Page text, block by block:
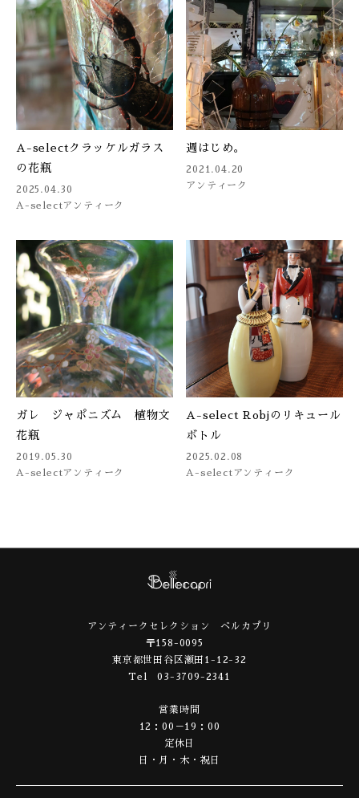
A-selectクラッケルガラス
の花瓶
2025.04.30
A-selectアンティーク
週はじめ。
2021.04.20
アンティーク
ガレ ジャポニズム 植物文
花瓶
2019.05.30
A-selectアンティーク
A-select Robjのリキュール
ボトル
2025.02.08
A-select アンティーク
アンティークセレクション ベルカプリ
〒158-0095
東京都世田谷区瀬田1-12-32
Tel 03-3709-2341
営業時間
12：00－19：00
定休日
日・月・木・祝日